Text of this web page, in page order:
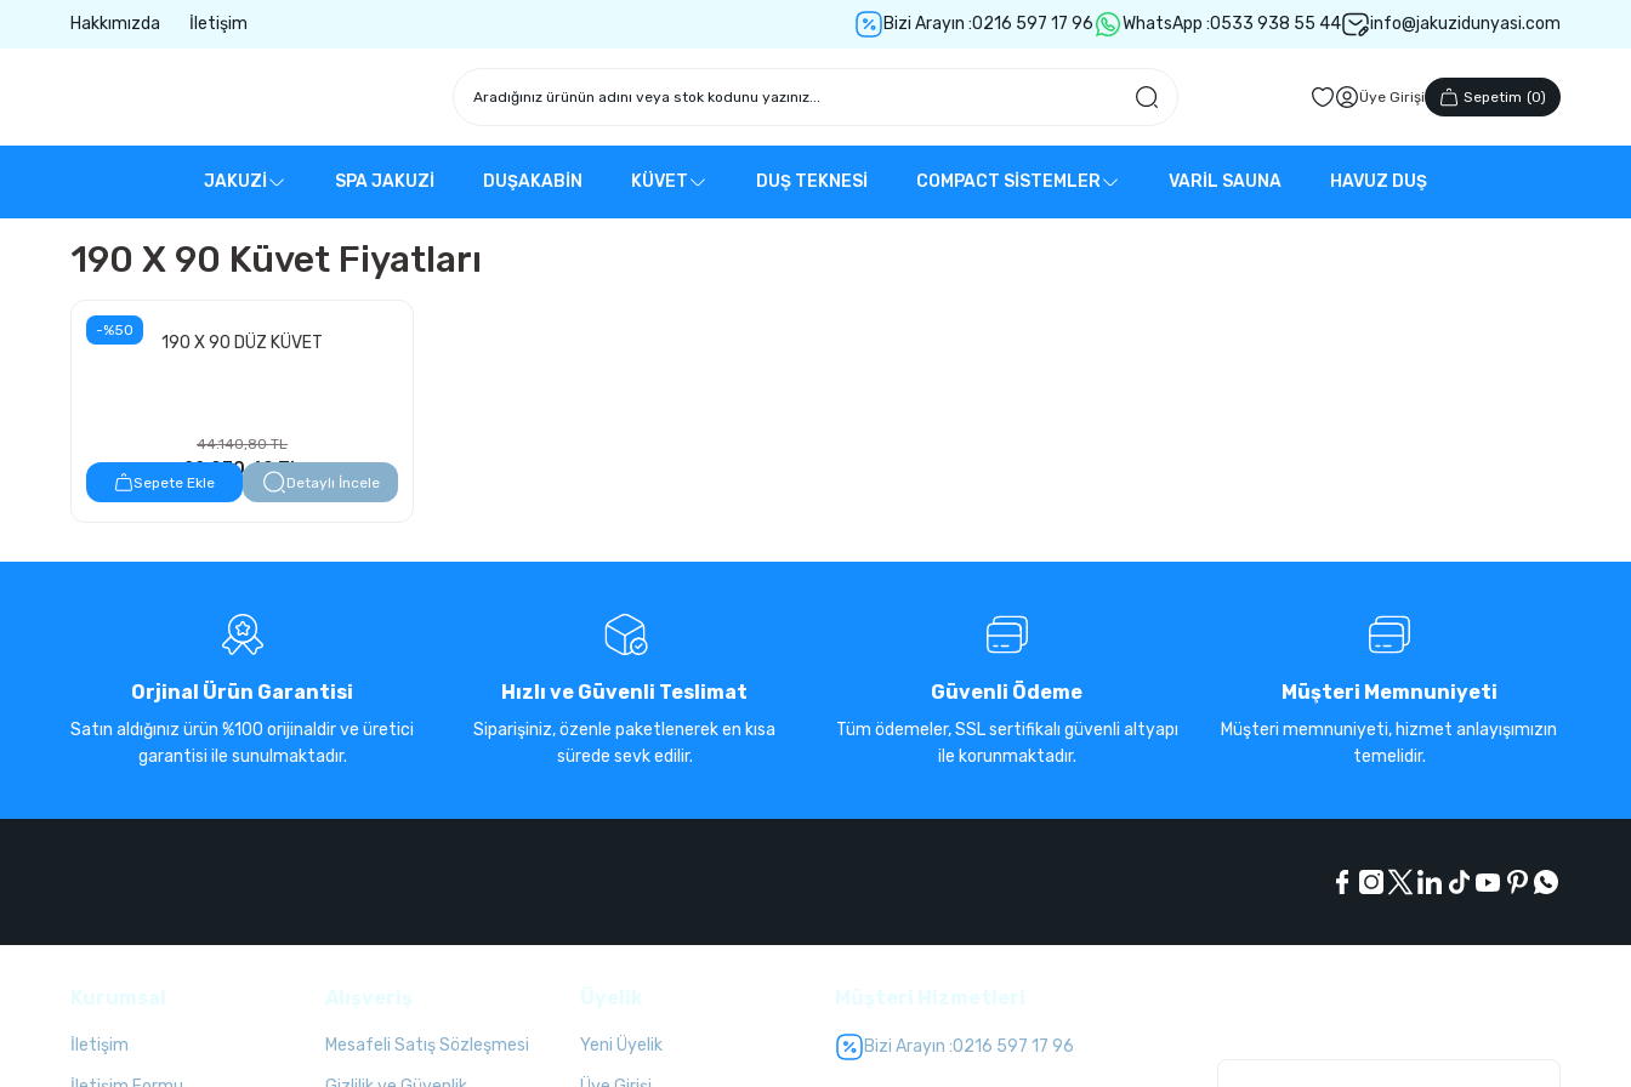
Hakkımızda İletişim Bizi Arayın :0216 597 17 96 WhatsApp :0533 938 55 44 info@jakuzidunyasi.com
Üye Girişi Sepetim (0)
JAKUZİ SPA JAKUZİ DUŞAKABİN KÜVET DUŞ TEKNESİ COMPACT SİSTEMLER VARİL SAUNA HAVUZ DUŞ
190 X 90 Küvet Fiyatları
-%50
190 X 90 DÜZ KÜVET
44.140,80 TL
22.070,40 TL
Sepete Ekle Detaylı İncele
Orjinal Ürün Garantisi
Satın aldığınız ürün %100 orijinaldir ve üretici
garantisi ile sunulmaktadır.
Hızlı ve Güvenli Teslimat
Siparişiniz, özenle paketlenerek en kısa
sürede sevk edilir.
Güvenli Ödeme
Tüm ödemeler, SSL sertifikalı güvenli altyapı
ile korunmaktadır.
Müşteri Memnuniyeti
Müşteri memnuniyeti, hizmet anlayışımızın
temelidir.
İletişim
Mesafeli Satış Sözleşmesi
Yeni Üyelik
Bizi Arayın :0216 597 17 96